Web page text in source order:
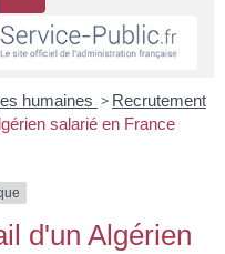
humaines > Recrutement
salarié en France
d'un Algérien